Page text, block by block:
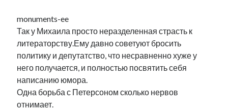
monuments-ee
Так у Михаила просто неразделенная страсть к
литераторству.Ему давно советуют бросить
политику и депутатство, что несравненно хуже у
него получается, и полностью посвятить себя
написанию юмора.
Одна борьба с Петерсоном сколько нервов
отнимает.